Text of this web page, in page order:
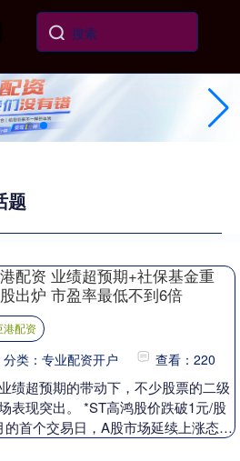
题
配资 业绩超预期+社保基金重
出炉 市盈率最低不到6倍
港配资
分类：专业配资开户 查看：220
绩超预期的带动下，不少股票的二级
表现突出。 *ST高鸿股价跌破1元/股
的首个交易日，A股市场延续上涨态